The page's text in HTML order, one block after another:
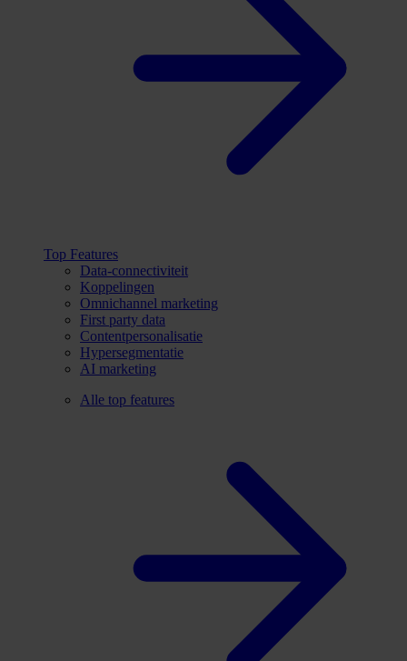
Top Features
Data-connectiviteit
Koppelingen
Omnichannel marketing
First party data
Contentpersonalisatie
Hypersegmentatie
AI marketing
Alle top features